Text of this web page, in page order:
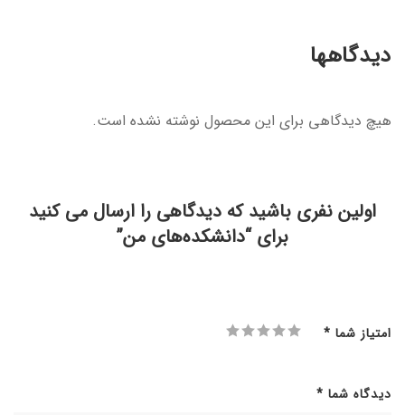
دیدگاهها
هیچ دیدگاهی برای این محصول نوشته نشده است.
اولین نفری باشید که دیدگاهی را ارسال می کنید
برای “دانشکده‌های من”
امتیاز شما *
دیدگاه شما *